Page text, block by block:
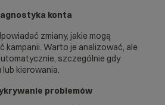
konta
zmiany, jakie mogą
Warto je analizować, ale
szczególnie gdy
kierowania.
problemów